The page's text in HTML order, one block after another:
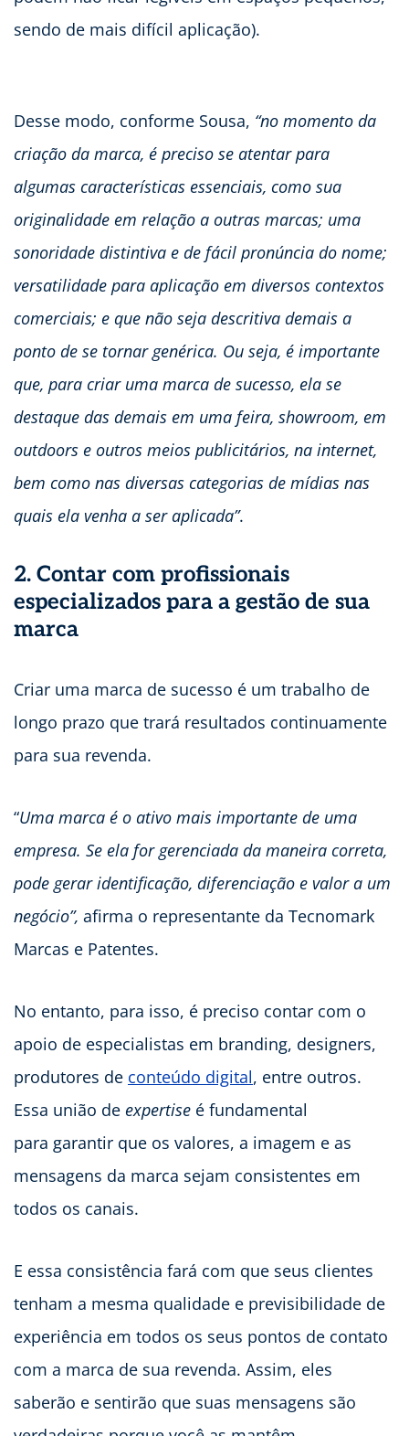
sendo de mais difícil aplicação).
Desse modo, conforme Sousa, “no momento da
criação da marca, é preciso se atentar para
algumas características essenciais, como sua
originalidade em relação a outras marcas; uma
sonoridade distintiva e de fácil pronúncia do nome;
versatilidade para aplicação em diversos contextos
comerciais; e que não seja descritiva demais a
ponto de se tornar genérica. Ou seja, é importante
que, para criar uma marca de sucesso, ela se
destaque das demais em uma feira, showroom, em
outdoors e outros meios publicitários, na internet,
bem como nas diversas categorias de mídias nas
quais ela venha a ser aplicada”.
2. Contar com profissionais
especializados para a gestão de sua
marca
Criar uma marca de sucesso é um trabalho de
longo prazo que trará resultados continuamente
para sua revenda.
“Uma marca é o ativo mais importante de uma
empresa. Se ela for gerenciada da maneira correta,
pode gerar identificação, diferenciação e valor a um
negócio”, afirma o representante da Tecnomark
Marcas e Patentes.
No entanto, para isso, é preciso contar com o
apoio de especialistas em branding, designers,
produtores de conteúdo digital, entre outros.
Essa união de expertise é fundamental
para garantir que os valores, a imagem e as
mensagens da marca sejam consistentes em
todos os canais.
E essa consistência fará com que seus clientes
tenham a mesma qualidade e previsibilidade de
experiência em todos os seus pontos de contato
com a marca de sua revenda. Assim, eles
saberão e sentirão que suas mensagens são